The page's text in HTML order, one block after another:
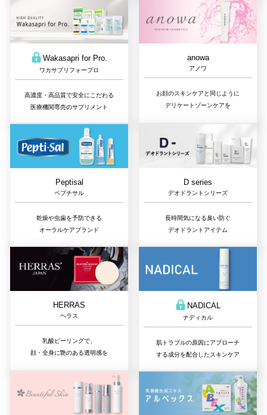
Wakasapri for Pro.
ワカサプリフォープロ
高濃度・高品質で安全にこだわる
医療機関専売のサプリメント
anowa
アノワ
お顔のスキンケアと同じように
デリケートゾーンケアを
Peptisal
ペプチサル
乾燥や虫歯を予防できる
オーラルケアブランド
D series
デオドラントシリーズ
長時間気になる臭い防ぐ
デオドラントアイテム
HERRAS
ヘラス
乳酸ピーリングで、
顔・全身に艶のある透明感を
NADICAL
ナディカル
肌トラブルの原因にアプローチ
する成分を配合したスキンケア